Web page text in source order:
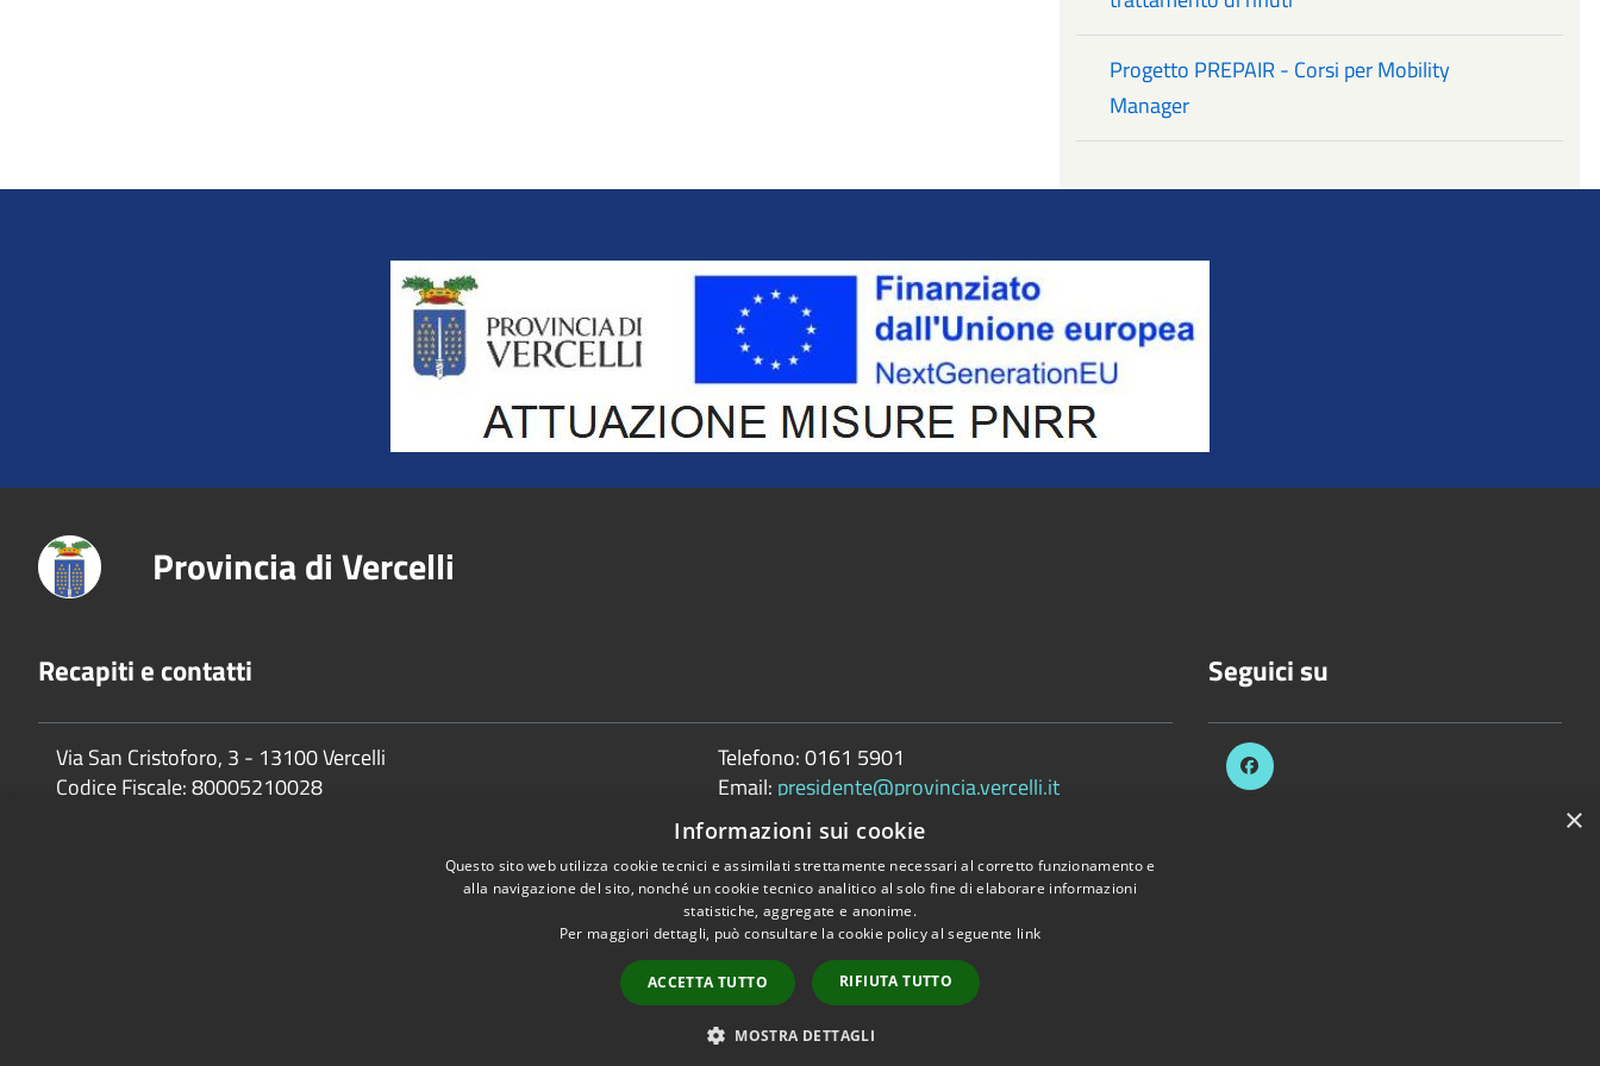
Progetto PREPAIR - Corsi per Mobility
Manager
Title
Provincia di Vercelli
Recapiti e contatti
Via San Cristoforo, 3 - 13100 Vercelli
Codice Fiscale:80005210028
Telefono:0161 5901
Email: presidente@provincia.vercelli.it
presidenza.provincia@cert.provincia.vercelli.it
Seguici su
Copyright © 2026 • Provincia di Vercelli • Powered by
×
Informazioni sui cookie
Questo sito web utilizza cookie tecnici e assimilati strettamente necessari al corretto funzionamento e
alla navigazione del sito, nonché un cookie tecnico analitico al solo fine di elaborare informazioni
statistiche, aggregate e anonime.
Per maggiori dettagli, può consultare la cookie policy al seguente link
ACCETTA TUTTO RIFIUTA TUTTO
MOSTRA DETTAGLI